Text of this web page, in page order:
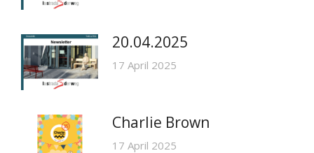
20.04.2025
17 April 2025
Charlie Brown
17 April 2025